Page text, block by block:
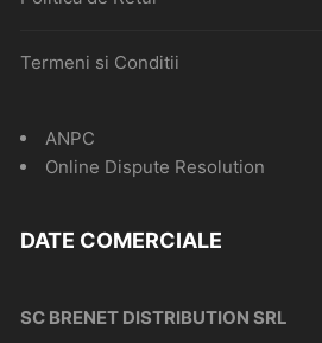
Termeni si Conditii
ANPC
Online Dispute Resolution
DATE COMERCIALE
SC BRENET DISTRIBUTION SRL